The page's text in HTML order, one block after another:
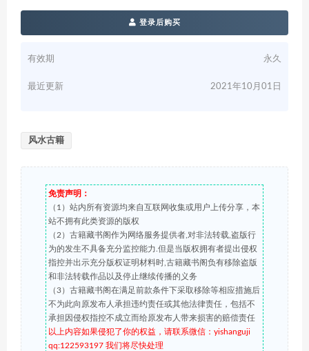
登录后购买
有效期 永久
最近更新 2021年10月01日
风水古籍
免责声明：
（1）站内所有资源均来自互联网收集或用户上传分享，本
站不拥有此类资源的版权
（2）古籍藏书阁作为网络服务提供者,对非法转载,盗版行
为的发生不具备充分监控能力.但是当版权拥有者提出侵权
指控并出示充分版权证明材料时,古籍藏书阁负有移除盗版
和非法转载作品以及停止继续传播的义务
（3）古籍藏书阁在满足前款条件下采取移除等相应措施后
不为此向原发布人承担违约责任或其他法律责任，包括不
承担因侵权指控不成立而给原发布人带来损害的赔偿责任
以上内容如果侵犯了你的权益，请联系微信：yishanguji
qq:122593197 我们将尽快处理